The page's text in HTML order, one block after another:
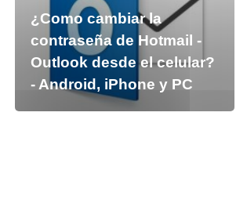
¿Como cambiar la
contraseña de Hotmail -
Outlook desde el celular?
- Android, iPhone y PC